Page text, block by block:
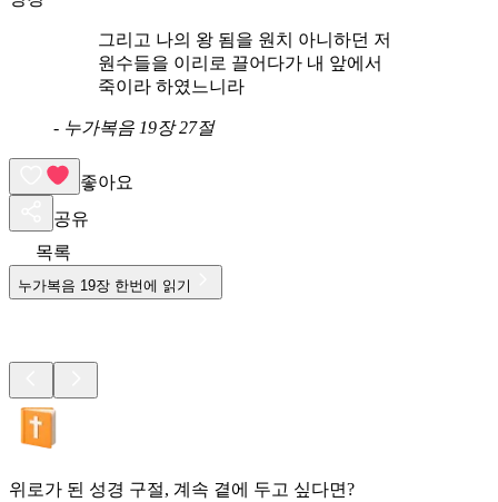
그리고 나의 왕 됨을 원치 아니하던 저
원수들을 이리로 끌어다가 내 앞에서
죽이라 하였느니라
- 누가복음 19장 27절
좋아요
공유
목록
누가복음 19장 한번에 읽기
위로가 된 성경 구절, 계속 곁에 두고 싶다면?